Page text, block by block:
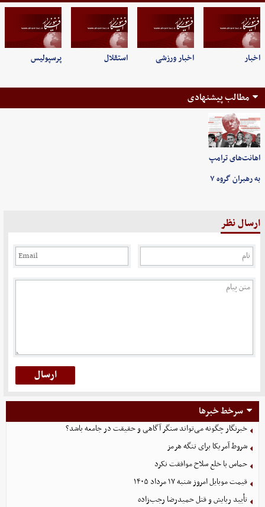
اخبار اخبار ورزشی استقلال پرسپولیس
مطالب پیشنهادی
اهانت‌های ترامپ
به رهبران گروه ۷
ارسال نظر
سرخط خبرها
خبرنگار چگونه می‌تواند سنگر آگاهی و حقیقت در جامعه باشد؟
شروط آمریکا برای تنگه هرمز
حماس با خلع سلاح موافقت نکرد
قیمت موبایل‌ امروز شنبه ۱۷ مرداد ۱۴۰۵
تأیید ربایش و قتل حمیدرضا رجب‌زاده